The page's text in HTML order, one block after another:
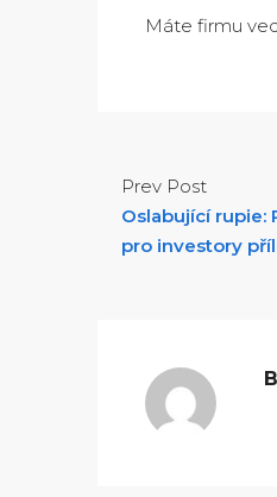
Máte firmu
Prev Post
Oslabující rupie:
pro investory